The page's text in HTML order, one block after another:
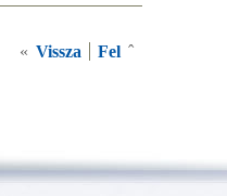
Fel ˆ
« Vissza